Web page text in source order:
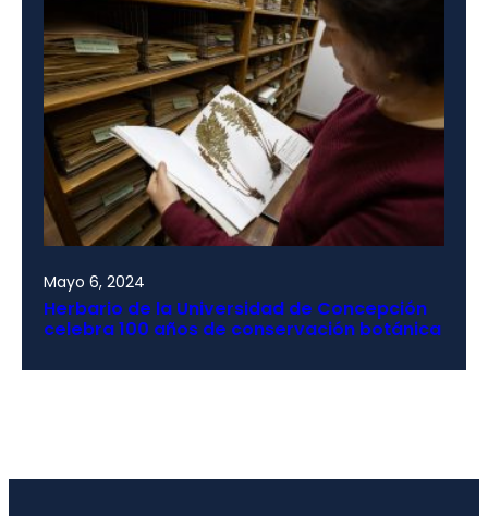
Mayo 6, 2024
Herbario de la Universidad de Concepción
celebra 100 años de conservación botánica